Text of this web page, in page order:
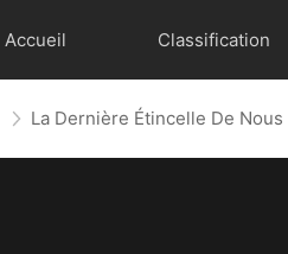
Accueil Classification
La Dernière Étincelle De Nous